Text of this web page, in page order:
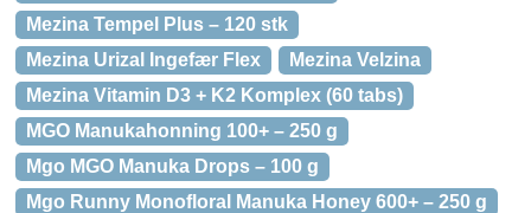
Mezina Tempel Plus – 120 stk
Mezina Urizal Ingefær Flex
Mezina Velzina
Mezina Vitamin D3 + K2 Komplex (60 tabs)
MGO Manukahonning 100+ – 250 g
Mgo MGO Manuka Drops – 100 g
Mgo Runny Monofloral Manuka Honey 600+ – 250 g